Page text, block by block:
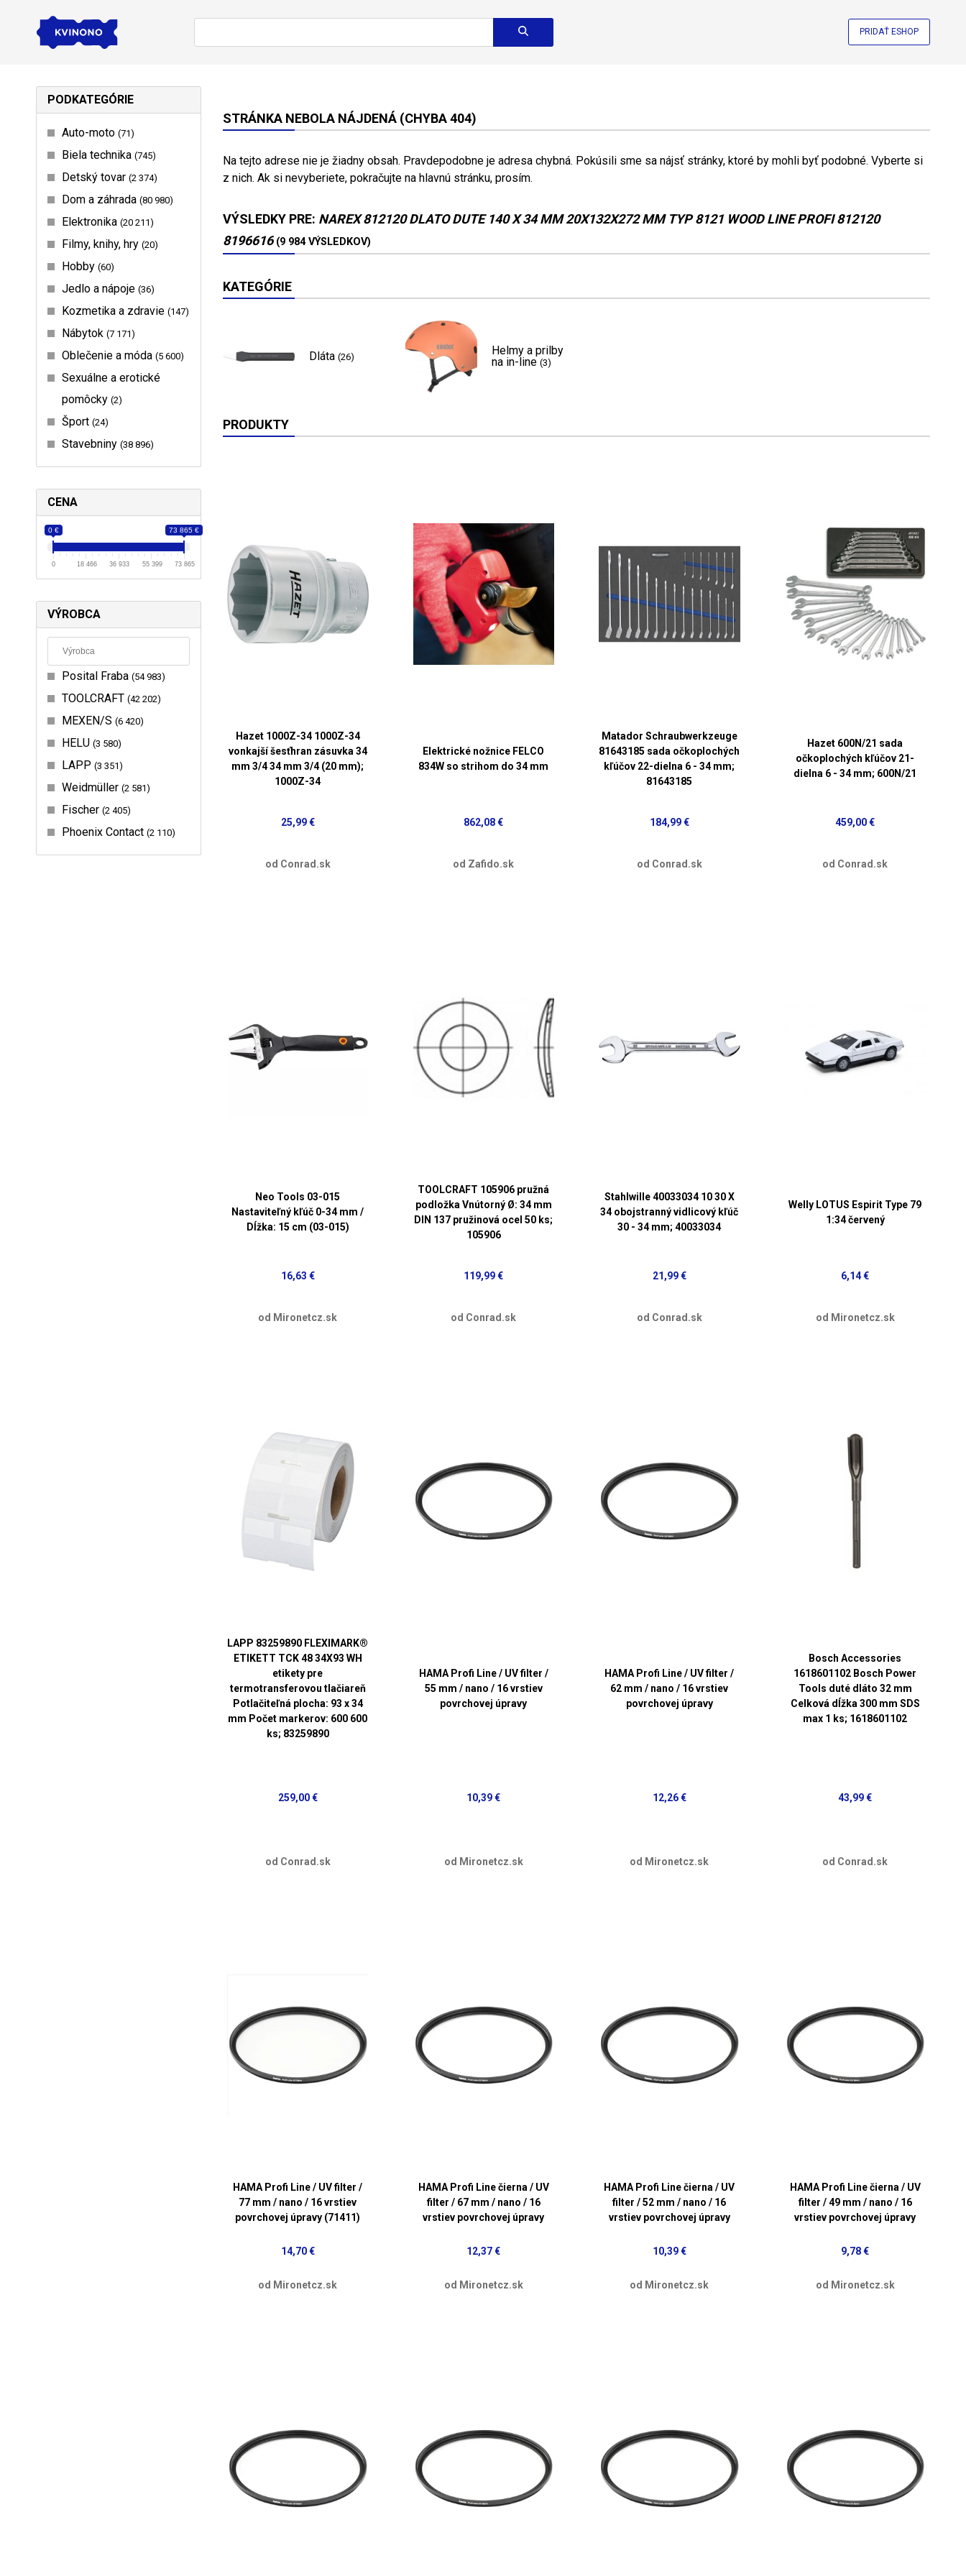
PRIDAŤ ESHOP
PODKATEGÓRIE
Auto-moto 71
Biela technika 745
Detský tovar 2 374
Dom a záhrada 80 980
Elektronika 20 211
Filmy, knihy, hry 20
Hobby 60
Jedlo a nápoje 36
Kozmetika a zdravie 147
Nábytok 7 171
Oblečenie a móda 5 600
Sexuálne a erotické
pomôcky 2
Šport 24
Stavebniny 38 896
CENA
0 € 73 865 €
0 18 466 36 933 55 399 73 865
VÝROBCA
Posital Fraba 54 983
TOOLCRAFT 42 202
MEXEN/S 6 420
HELU 3 580
LAPP 3 351
Weidmüller 2 581
Fischer 2 405
Phoenix Contact 2 110
STRÁNKA NEBOLA NÁJDENÁ (CHYBA 404)
Na tejto adrese nie je žiadny obsah. Pravdepodobne je adresa chybná. Pokúsili sme sa nájsť stránky, ktoré by mohli byť podobné. Vyberte si
z nich. Ak si nevyberiete, pokračujte na hlavnú stránku, prosím.
VÝSLEDKY PRE: NAREX 812120 DLATO DUTE 140 X 34 MM 20X132X272 MM TYP 8121 WOOD LINE PROFI 812120
8196616 (9 984 VÝSLEDKOV)
KATEGÓRIE
Dláta (26)
Helmy a prilby
na in-line (3)
PRODUKTY
Hazet 1000Z-34 1000Z-34
vonkajší šesťhran zásuvka 34
mm 3/4 34 mm 3/4 (20 mm);
1000Z-34
25,99 €
od Conrad.sk
Elektrické nožnice FELCO
834W so strihom do 34 mm
862,08 €
od Zafido.sk
Matador Schraubwerkzeuge
81643185 sada očkoplochých
kľúčov 22-dielna 6 - 34 mm;
81643185
184,99 €
od Conrad.sk
Hazet 600N/21 sada
očkoplochých kľúčov 21-
dielna 6 - 34 mm; 600N/21
459,00 €
od Conrad.sk
Neo Tools 03-015
Nastaviteľný kľúč 0-34 mm /
Dĺžka: 15 cm (03-015)
16,63 €
od Mironetcz.sk
TOOLCRAFT 105906 pružná
podložka Vnútorný Ø: 34 mm
DIN 137 pružinová ocel 50 ks;
105906
119,99 €
od Conrad.sk
Stahlwille 40033034 10 30 X
34 obojstranný vidlicový kľúč
30 - 34 mm; 40033034
21,99 €
od Conrad.sk
Welly LOTUS Espirit Type 79
1:34 červený
6,14 €
od Mironetcz.sk
LAPP 83259890 FLEXIMARK®
ETIKETT TCK 48 34X93 WH
etikety pre
termotransferovou tlačiareň
Potlačiteľná plocha: 93 x 34
mm Počet markerov: 600 600
ks; 83259890
259,00 €
od Conrad.sk
HAMA Profi Line / UV filter /
55 mm / nano / 16 vrstiev
povrchovej úpravy
10,39 €
od Mironetcz.sk
HAMA Profi Line / UV filter /
62 mm / nano / 16 vrstiev
povrchovej úpravy
12,26 €
od Mironetcz.sk
Bosch Accessories
1618601102 Bosch Power
Tools duté dláto 32 mm
Celková dĺžka 300 mm SDS
max 1 ks; 1618601102
43,99 €
od Conrad.sk
HAMA Profi Line / UV filter /
77 mm / nano / 16 vrstiev
povrchovej úpravy (71411)
14,70 €
od Mironetcz.sk
HAMA Profi Line čierna / UV
filter / 67 mm / nano / 16
vrstiev povrchovej úpravy
12,37 €
od Mironetcz.sk
HAMA Profi Line čierna / UV
filter / 52 mm / nano / 16
vrstiev povrchovej úpravy
10,39 €
od Mironetcz.sk
HAMA Profi Line čierna / UV
filter / 49 mm / nano / 16
vrstiev povrchovej úpravy
9,78 €
od Mironetcz.sk